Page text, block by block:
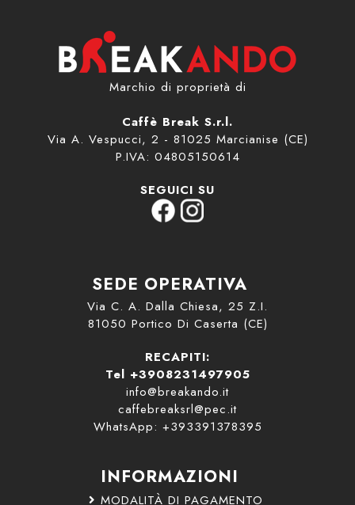
Marchio di proprietà di
Caffè Break S.r.l.
Via A. Vespucci, 2 - 81025 Marcianise (CE)
P.IVA: 04805150614
SEGUICI SU
SEDE OPERATIVA
Via C. A. Dalla Chiesa, 25 Z.I.
81050 Portico Di Caserta (CE)
RECAPITI:
Tel +3908231497905
info@breakando.it
caffebreaksrl@pec.it
WhatsApp: +393391378395
INFORMAZIONI
MODALITÀ DI PAGAMENTO